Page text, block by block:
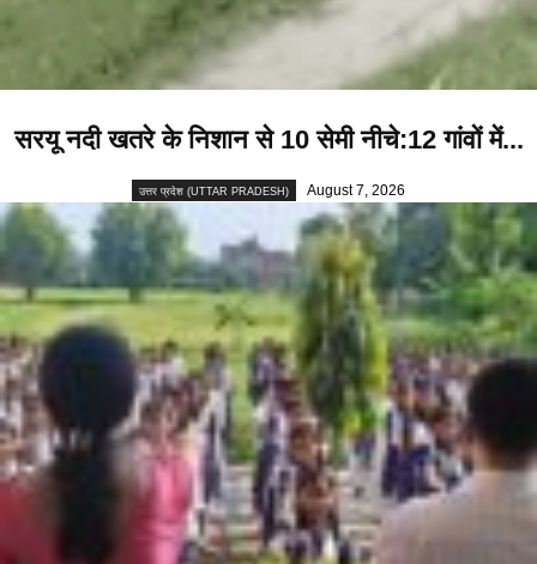
सरयू नदी खतरे के निशान से 10 सेमी नीचे:12 गांवों में...
उत्तर प्रदेश (UTTAR PRADESH) August 7, 2026